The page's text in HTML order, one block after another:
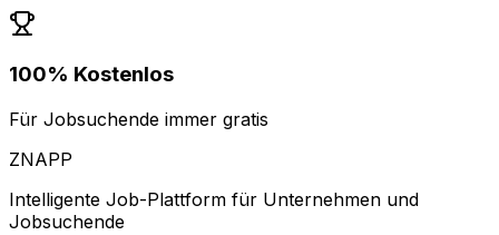
100% Kostenlos
Für Jobsuchende immer gratis
ZNAPP
Intelligente Job-Plattform für Unternehmen und
Jobsuchende